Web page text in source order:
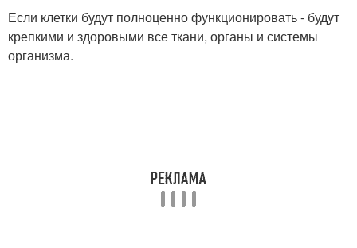
Если клетки будут полноценно функционировать - будут
крепкими и здоровыми все ткани, органы и системы
организма.